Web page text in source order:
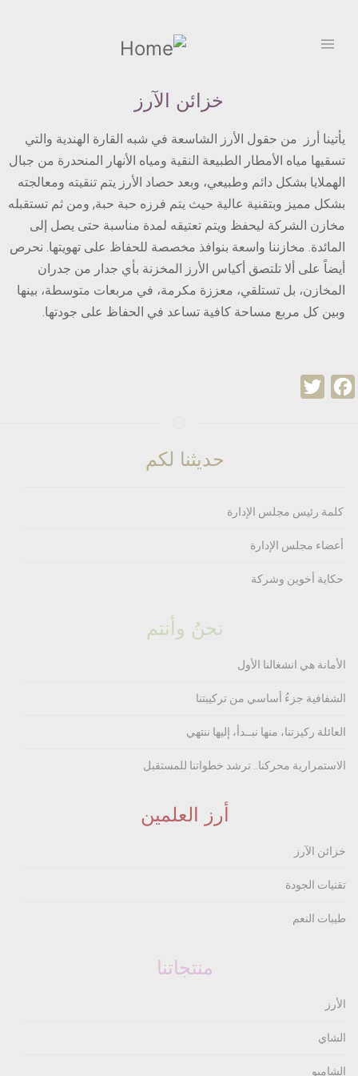
المحتوى
خزائن الآرز
يأتينا أرز
من حقول الأرز الشاسعة في شبه القارة الهندية والتي
تسقيها مياه الأمطار الطبيعة النقية ومياه الأنهار المنحدرة من جبال
الهملايا بشكل دائم وطبيعي، وبعد حصاد الأرز يتم تنقيته ومعالجته
بشكل مميز وبتقنية عالية حيث يتم فرزه حبة حبة, ومن ثم تستقبله
مخازن الشركة ليحفظ ويتم تعتيقه لمدة مناسبة حتى يصل إلى
المائدة. مخازننا واسعة بنوافذ مخصصة للحفاظ على تهويتها. نحرص
أيضاً على ألا تلتصق أكياس الأرز المخزنة بأي جدار من جدران
المخازن، بل تستلقي، معززة مكرمة، في مربعات متوسطة، بينها
وبين كل مربع مساحة كافية تساعد في الحفاظ على جودتها.
Facebook
حديثنا لكم
كلمة رئيس مجلس الإدارة
أعضاء مجلس الإدارة
حكاية أخوين وشركة
نحنُ وأنتم
الأمانة هي انشغالنا الأول
الشفافية جزءُ أساسي من تركيبتنا
العائلة ركيزتنا، منها نبــدأ، إليها ننتهي
الاستمرارية محركنا.. ترشد خطواتنا للمستقبل
أرز العلمين
خزائن الآرز
تقنيات الجودة
طيبات النعم
منتجاتنا
الأرز
الشاي
الشامبو